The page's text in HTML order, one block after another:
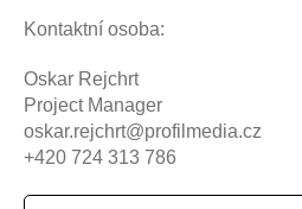
Kontaktní osoba:
Oskar Rejchrt
Project Manager
oskar.rejchrt@profilmedia.cz
+420 724 313 786